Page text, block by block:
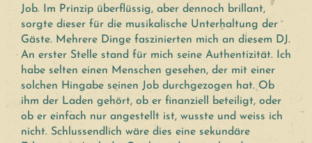
Job. Im Prinzip überflüssig, aber dennoch brillant,
sorgte dieser für die musikalische Unterhaltung der
Gäste. Mehrere Dinge faszinierten mich an diesem DJ.
An erster Stelle stand für mich seine Authentizität. Ich
habe selten einen Menschen gesehen, der mit einer
solchen Hingabe seinen Job durchgezogen hat. Ob
ihm der Laden gehört, ob er finanziell beteiligt, oder
ob er einfach nur angestellt ist, wusste und weiss ich
nicht. Schlussendlich wäre dies eine sekundäre